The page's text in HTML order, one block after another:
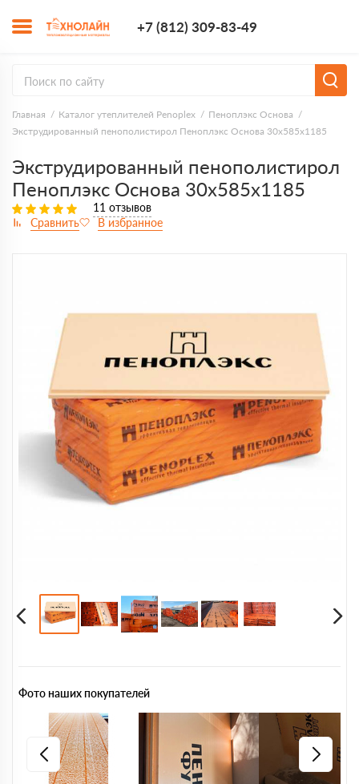
+7 (812) 309-83-49
Главная Каталог утеплителей Penoplex
Пеноплэкс Основа
Экструдированный пенополистирол Пеноплэкс Основа 30х585х1185
Экструдированный пенополистирол
Пеноплэкс Основа 30х585х1185
11 отзывов
Фото наших покупателей